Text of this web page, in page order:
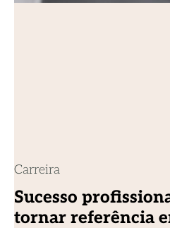
Carreira
Sucesso
tornar referência